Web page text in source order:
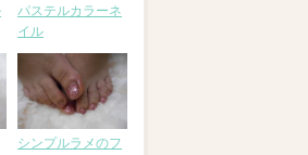
パステルカラーネ
イル
シンプルラメのフ